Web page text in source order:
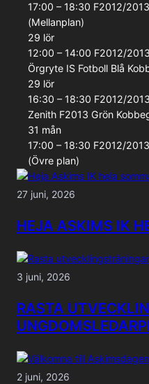
17:00 – 18:30 F2012/
(Mellanplan)
29 lör
12:00 – 14:00 F2012/
Örgryte IS Fotboll Blå
29 lör
16:30 – 18:30 F2012/
Zenith F2013 Grön
31 mån
17:00 – 18:30 F2012/
(Övre plan)
27 juni, 2026
HEJA ASKIMS IK
3 juni, 2026
RASTA
2 juni, 2026